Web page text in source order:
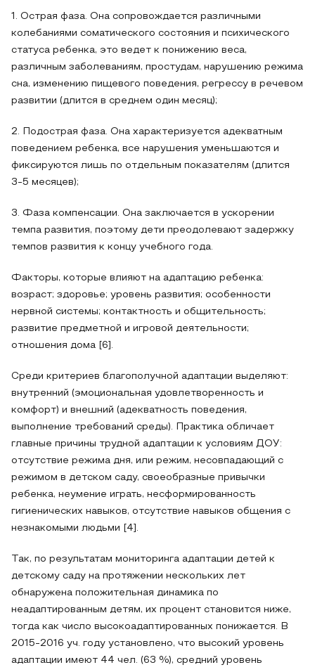
1. Острая фаза. Она сопровождается различными
колебаниями соматического состояния и психического
статуса ребенка, это ведет к понижению веса,
различным заболеваниям, простудам, нарушению режима
сна, изменению пищевого поведения, регрессу в речевом
развитии (длится в среднем один месяц);
2. Подострая фаза. Она характеризуется адекватным
поведением ребенка, все нарушения уменьшаются и
фиксируются лишь по отдельным показателям (длится
3-5 месяцев);
3. Фаза компенсации. Она заключается в ускорении
темпа развития, поэтому дети преодолевают задержку
темпов развития к концу учебного года.
Факторы, которые влияют на адаптацию ребенка:
возраст; здоровье; уровень развития; особенности
нервной системы; контактность и общительность;
развитие предметной и игровой деятельности;
отношения дома [6].
Среди критериев благополучной адаптации выделяют:
внутренний (эмоциональная удовлетворенность и
комфорт) и внешний (адекватность поведения,
выполнение требований среды). Практика обличает
главные причины трудной адаптации к условиям ДОУ:
отсутствие режима дня, или режим, несовпадающий с
режимом в детском саду, своеобразные привычки
ребенка, неумение играть, несформированность
гигиенических навыков, отсутствие навыков общения с
незнакомыми людьми [4].
Так, по результатам мониторинга адаптации детей к
детскому саду на протяжении нескольких лет
обнаружена положительная динамика по
неадаптированным детям, их процент становится ниже,
тогда как число высокоадаптированных понижается. В
2015-2016 уч. году установлено, что высокий уровень
адаптации имеют 44 чел. (63 %), средний уровень